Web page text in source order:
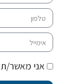
אני מאשר/